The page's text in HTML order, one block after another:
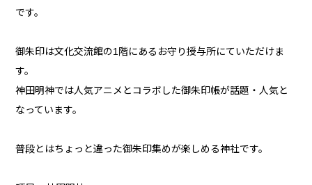
です。
御朱印は文化交流館の1階にあるお守り授与所にていただけま
す。
神田明神では人気アニメとコラボした御朱印帳が話題・人気と
なっています。
普段とはちょっと違った御朱印集めが楽しめる神社です。